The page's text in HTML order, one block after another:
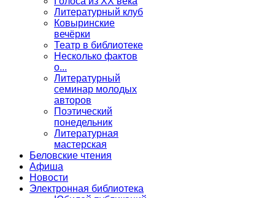
Литературный клуб
Ковыринские
вечёрки
Театр в библиотеке
Несколько фактов
о...
Литературный
семинар молодых
авторов
Поэтический
понедельник
Литературная
мастерская
Беловские чтения
Афиша
Новости
Электронная библиотека